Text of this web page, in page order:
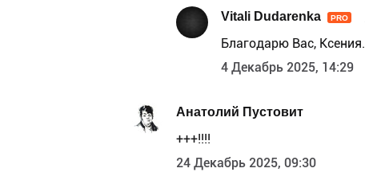
Vitali Dudarenka PRO
Благодарю Вас, Ксения.
4 Декабрь 2025, 14:29
Анатолий Пустовит
+++!!!!
24 Декабрь 2025, 09:30